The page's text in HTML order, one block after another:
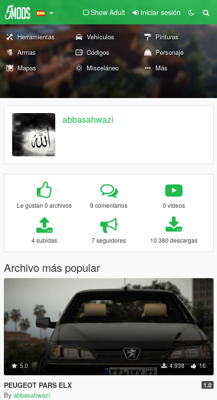
Show Adult Iniciar sesión
Herramientas Vehículos
Pinturas
Armas
Códigos
Personaje
Mapas
Misceláneo Más
abbasahwazi
Le gustan 0 archivos 9 comentarios 0 vídeos
4 subidas 7 seguidores 10.380 descargas
Archivo más popular
5.0 4.938 16
PEUGEOT PARS ELX 1.0
By abbasahwazi